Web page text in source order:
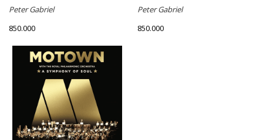
Peter Gabriel
850.000
Peter Gabriel
850.000